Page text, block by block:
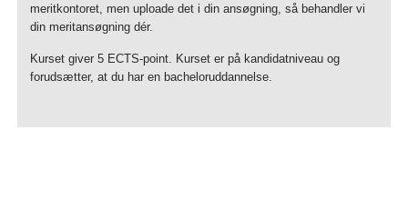
meritkontoret, men uploade det i din ansøgning, så behandler vi
din meritansøgning dér.
Kurset giver 5 ECTS-point. Kurset er på kandidatniveau og
forudsætter, at du har en bacheloruddannelse.